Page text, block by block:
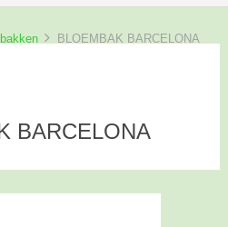
BLOEMBAK BARCELONA
BARCELONA